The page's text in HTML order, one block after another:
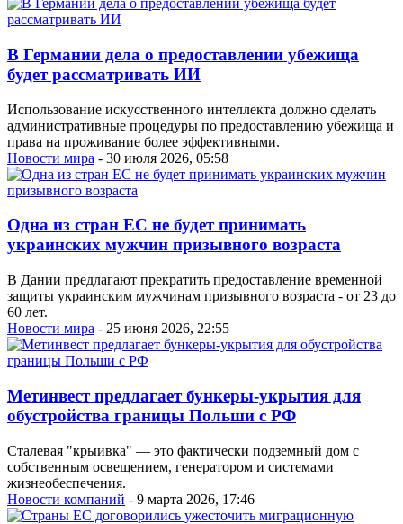
В Германии дела о предоставлении убежища
будет рассматривать ИИ
Использование искусственного интеллекта должно сделать
административные процедуры по предоставлению убежища и
права на проживание более эффективными.
Новости мира - 30 июля 2026, 05:58
Одна из стран ЕС не будет принимать
украинских мужчин призывного возраста
В Дании предлагают прекратить предоставление временной
защиты украинским мужчинам призывного возраста - от 23 до
60 лет.
Новости мира - 25 июня 2026, 22:55
Метинвест предлагает бункеры-укрытия для
обустройства границы Польши с РФ
Сталевая "крыивка" — это фактически подземный дом с
собственным освещением, генератором и системами
жизнеобеспечения.
Новости компаний - 9 марта 2026, 17:46